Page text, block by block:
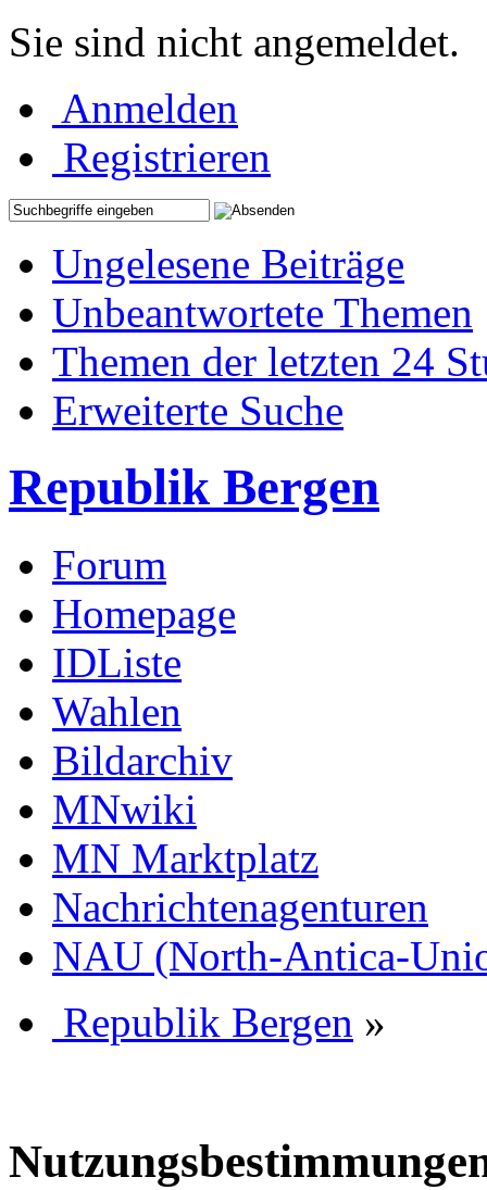
Sie sind nicht angemeldet.
Anmelden
Registrieren
Ungelesene Beiträge
Unbeantwortete Themen
Themen der letzten 24
Erweiterte Suche
Republik Bergen
Forum
Homepage
IDListe
Wahlen
Bildarchiv
MNwiki
MN Marktplatz
Nachrichtenagenturen
NAU (North-Antica-
Republik Bergen »